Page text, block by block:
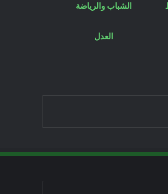
الشباب والرياضة
العدل